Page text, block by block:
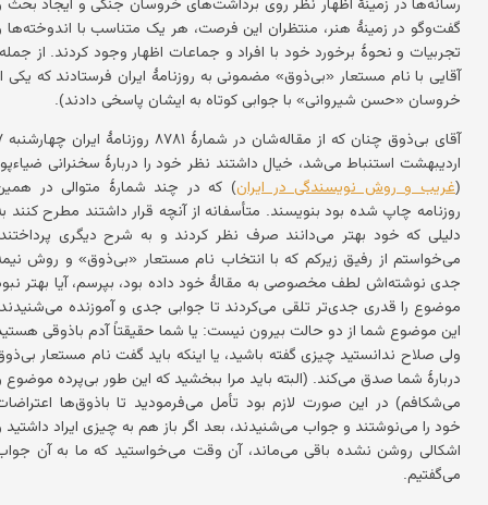
رسانه‌ها در زمینهٔ اظهار نظر روی برداشت‌های خروسان جنگی و ایجاد بحث
گفت‌وگو در زمینهٔ هنر، منتظران این فرصت، هر یک متناسب با اندوخته‌ها
تجربیات و نحوهٔ برخورد خود با افراد و جماعات اظهار وجود کردند. از
آقایی با نام مستعار «بی‌ذوق» مضمونی به روزنامهٔ ایران فرستادند که یکی
خروسان «حسن شیروانی» با جوابی کوتاه به ایشان پاسخی دادند).
آقای بی‌ذوق چنان
اردیبهشت استنباط می‌شد، خیال داشتند نظر خود را دربارهٔ سخنرانی
(غریب و روش نویسندگی در ایران) که در چند شمارهٔ متوالی در
روزنامه چاپ شده بود بنویسند. متأسفانه از آنچه قرار داشتند مطرح کنند
دلیلی که خود بهتر می‌دانند صرف نظر کردند و به شرح دیگری
می‌خواستم از رفیق زیرکم که با انتخاب نام مستعار «بی‌ذوق» و روش
جدی نوشته‌اش لطف مخصوصی به مقالهٔ خود داده بود، بپرسم، آیا بهتر
موضوع را قدری جدی‌تر تلقی می‌کردند تا جوابی جدی و آموزنده
این موضوع شما از دو حالت بیرون نیست: یا شما حقیقتاً آدم باذوقی
ولی صلاح ندانستید چیزی گفته باشید، یا اینکه باید گفت نام مستعار
دربارهٔ شما صدق می‌کند. (البته باید مرا ببخشید که این طور بی‌پرده موضوع
می‌شکافم) در این صورت لازم بود تأمل می‌فرمودید تا باذوق‌ها
خود را می‌نوشتند و جواب می‌شنیدند، بعد اگر باز هم به چیزی ایراد داشتید
اشکالی روشن نشده باقی می‌ماند، آن وقت می‌خواستید که ما به آن
می‌گفتیم.